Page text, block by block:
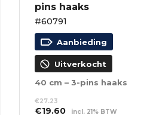
pins haaks
#60791
Aanbieding
Uitverkocht
40 cm – 3-pins haaks
€27.23
Oorspronkelijke
€19.60Huidige
incl. 21% BTW